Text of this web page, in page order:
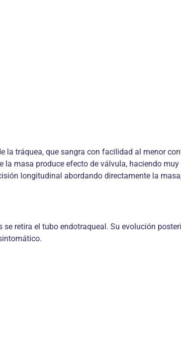
la tráquea, que sangra con facilidad al menor
la masa produce efecto de válvula, haciendo
longitudinal abordando directamente la
retira el tubo endotraqueal. Su evolución